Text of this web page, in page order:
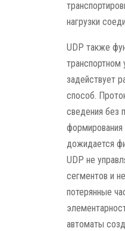
нагрузки
UDP также
транспортном
задействует
способ.
сведения без
формирования
дожидается
UDP не
сегментов и
потерянные
автоматы